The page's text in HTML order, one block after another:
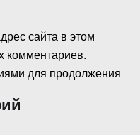
сайта в этом
комментариев.
для продолжения